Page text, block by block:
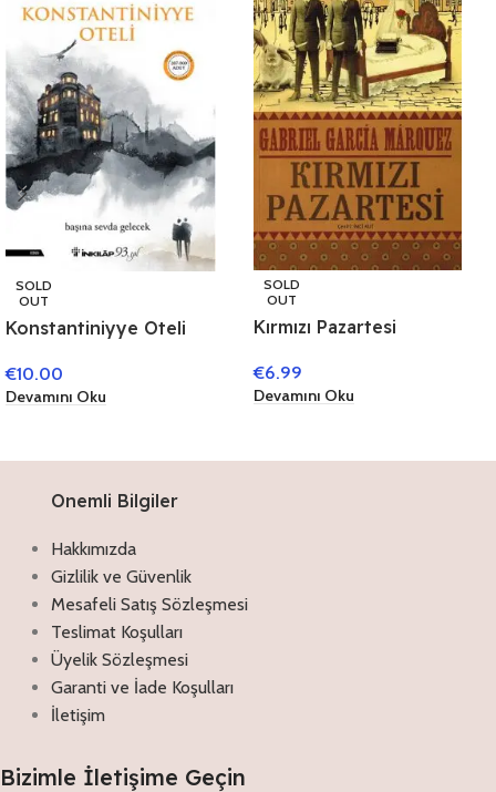
SOLD
OUT
Konstantiniyye Oteli
€10.00
Devamını Oku
SOLD
OUT
Kırmızı Pazartesi
€6.99
Devamını Oku
Onemli Bilgiler
Hakkımızda
Gizlilik ve Güvenlik
Mesafeli Satış Sözleşmesi
Teslimat Koşulları
Üyelik Sözleşmesi
Garanti ve İade Koşulları
İletişim
Bizimle İletişime Geçin